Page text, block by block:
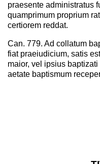
praesente administratus
quamprimum proprium
certiorem reddat.
Can. 779. Ad collatum
fiat praeiudicium, satis
maior, vel ipsius
aetate baptismum